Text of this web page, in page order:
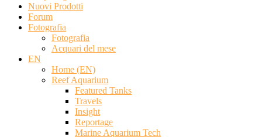
Nuovi Prodotti
Forum
Fotografia
Fotografia
Acquari del mese
EN
Home (EN)
Reef Aquarium
Featured Tanks
Travels
Insight
Reportage
Marine Aquarium Tech